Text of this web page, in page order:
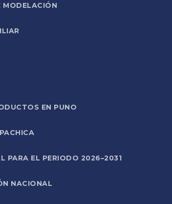
MODELACIÓN
EN PUNO
PARA EL PERIODO 2026–2031
NACIONAL